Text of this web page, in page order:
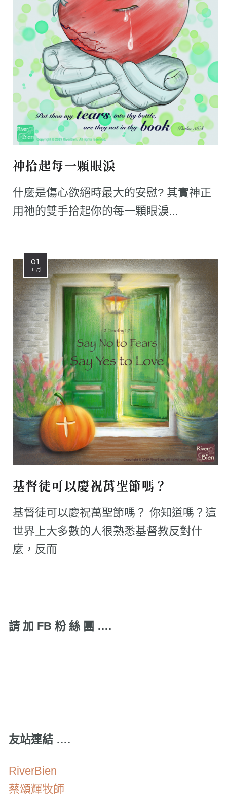
神拾起每一顆眼淚
什麼是傷心欲絕時最大的安慰? 其實神正
用祂的雙手拾起你的每一顆眼淚...
01
11 月
基督徒可以慶祝萬聖節嗎？
基督徒可以慶祝萬聖節嗎？ 你知道嗎？這
世界上大多數的人很熟悉基督教反對什
麼，反而
請 加 FB 粉 絲 團 ….
友站連結 ….
RiverBien
蔡頌輝牧師